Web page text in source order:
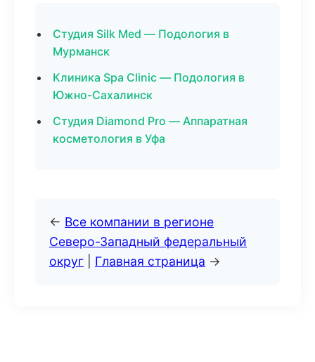
Студия Silk Med — Подология в
Мурманск
Клиника Spa Clinic — Подология в
Южно-Сахалинск
Студия Diamond Pro — Аппаратная
косметология в Уфа
← Все компании в регионе
Северо-Западный федеральный
округ
Главная страница →